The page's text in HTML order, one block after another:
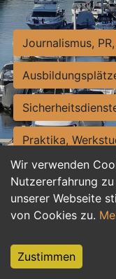
Wir verwenden
Nutzererfahrung
unserer Webseite
von Cookies zu.
Zustimmen
Journalismus,
Praktika,
Personalwesen
Hilfskräfte,
Weiterbildung,